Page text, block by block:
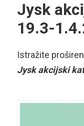
Jysk
19.3-
Istražite
Jysk akcijski